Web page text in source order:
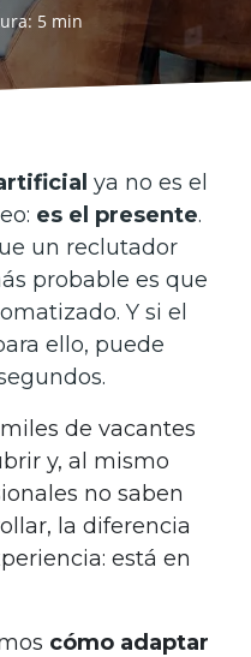
5 min
ya no es el
es el presente.
un reclutador
probable es que
Y si el
ello, puede
de vacantes
y, al mismo
no saben
la diferencia
está en
cómo adaptar